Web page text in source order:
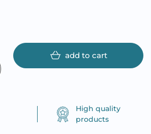
add to cart
High quality
products